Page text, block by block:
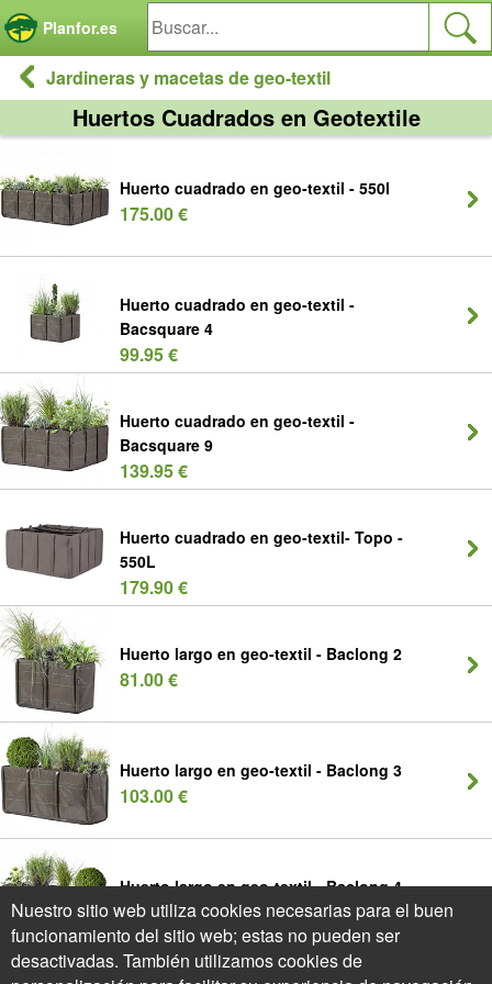
Planfor.es
Jardineras y macetas de geo-textil
Huertos Cuadrados en Geotextile
Huerto cuadrado en geo-textil - 550l
175.00 €
Huerto cuadrado en geo-textil -
Bacsquare 4
99.95 €
Huerto cuadrado en geo-textil -
Bacsquare 9
139.95 €
Huerto cuadrado en geo-textil- Topo -
550L
179.90 €
Huerto largo en geo-textil - Baclong 2
81.00 €
Huerto largo en geo-textil - Baclong 3
103.00 €
Huerto largo en geo-textil - Baclong 4
119.95 €
Panel de gestión de cookies
Nuestro sitio web utiliza cookies necesarias para el buen
funcionamiento del sitio web; estas no pueden ser
desactivadas. También utilizamos cookies de